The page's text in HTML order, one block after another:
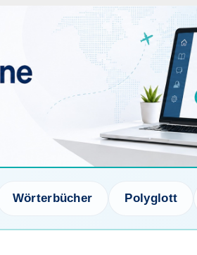
Wörterbücher Polyglott